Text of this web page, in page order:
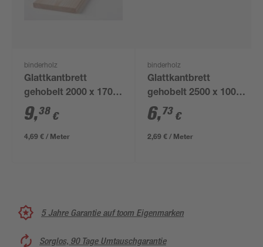
binderholz
Glattkantbrett
gehobelt 2000 x 170 x
18 mm
9,38 €
4,69 € / Meter
binderholz
Glattkantbrett
gehobelt 2500 x 100 x
18 mm
6,73 €
2,69 € / Meter
5 Jahre Garantie auf toom Eigenmarken
Sorglos, 90 Tage Umtauschgarantie